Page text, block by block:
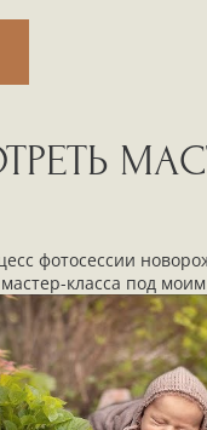
фотосессии
класса под